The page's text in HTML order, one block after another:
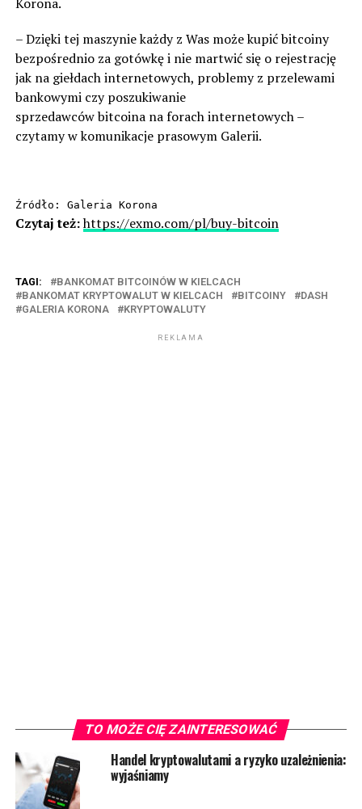
– Dzięki tej maszynie każdy z Was może kupić bitcoiny
bezpośrednio za gotówkę i nie martwić się o rejestrację
jak na giełdach internetowych, problemy z przelewami
bankowymi czy poszukiwanie
sprzedawców bitcoina na forach internetowych –
czytamy w komunikacje prasowym Galerii.
Źródło: Galeria Korona
Czytaj też:https://exmo.com/pl/buy-bitcoin
TAGI:
BANKOMAT BITCOINÓW W KIELCACH
BANKOMAT KRYPTOWALUT W KIELCACH
BITCOINY
DASH
GALERIA KORONA
KRYPTOWALUTY
REKLAMA
TO MOŻE CIĘ ZAINTERESOWAĆ
Handel kryptowalutami a ryzyko uzależnienia:
wyjaśniamy